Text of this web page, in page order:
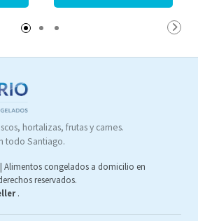
hortalizas, frutas y carnes.
todo Santiago.
Alimentos congelados a domicilio en
reservados.
.